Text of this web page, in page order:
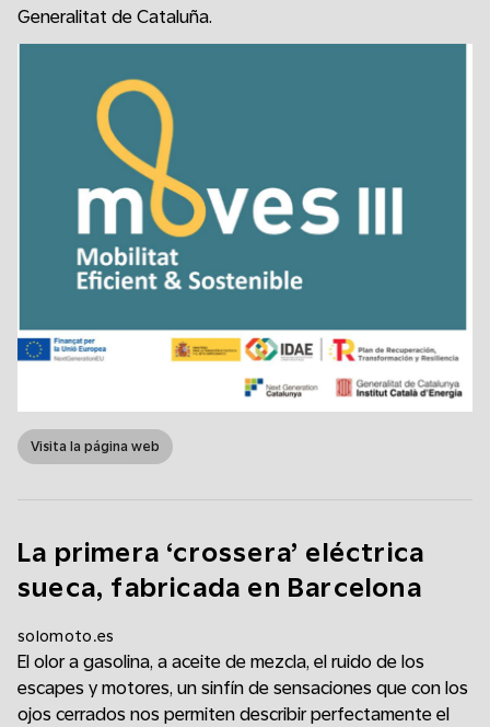
Generalitat de Cataluña.
Visita la página web
La primera ‘crossera’ eléctrica
sueca, fabricada en Barcelona
solomoto.es
El olor a gasolina, a aceite de mezcla, el ruido de los
escapes y motores, un sinfín de sensaciones que con los
ojos cerrados nos permiten describir perfectamente el